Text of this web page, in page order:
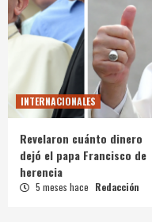
INTERNACIONALES
Revelaron cuánto dinero
dejó el papa Francisco de
herencia
5 meses hace Redacción